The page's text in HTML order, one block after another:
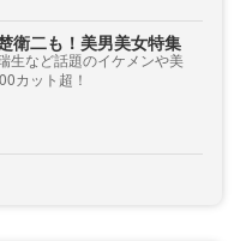
衛二も！美男美女特集
生など話題のイケメンや美
カット超！